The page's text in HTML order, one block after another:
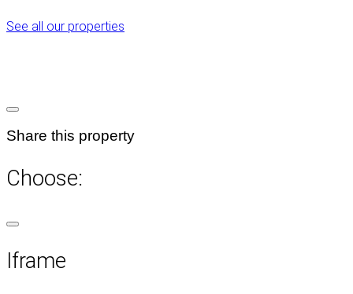
See all our properties
Share this property
Choose:
Iframe